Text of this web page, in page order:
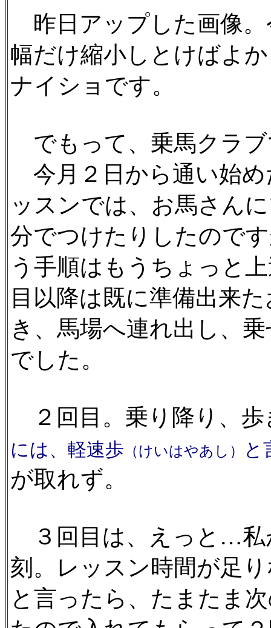
昨日アップした画像
幅だけ縮小しとけばよ
ナイショです。
でもって、乗馬クラ
今月２日から通い始
ッスンでは、お馬さん
分でつけたりしたので
う手順はもうちょっと
目以降は既に準備出来
き、馬場へ連れ出し、
でした。
２回目。乗り降り、歩
には、軽速歩 （けいはやあし） と
が取れず。
３回目は、えっと…私
刻。レッスン時間が足
と言ったら、たまたま